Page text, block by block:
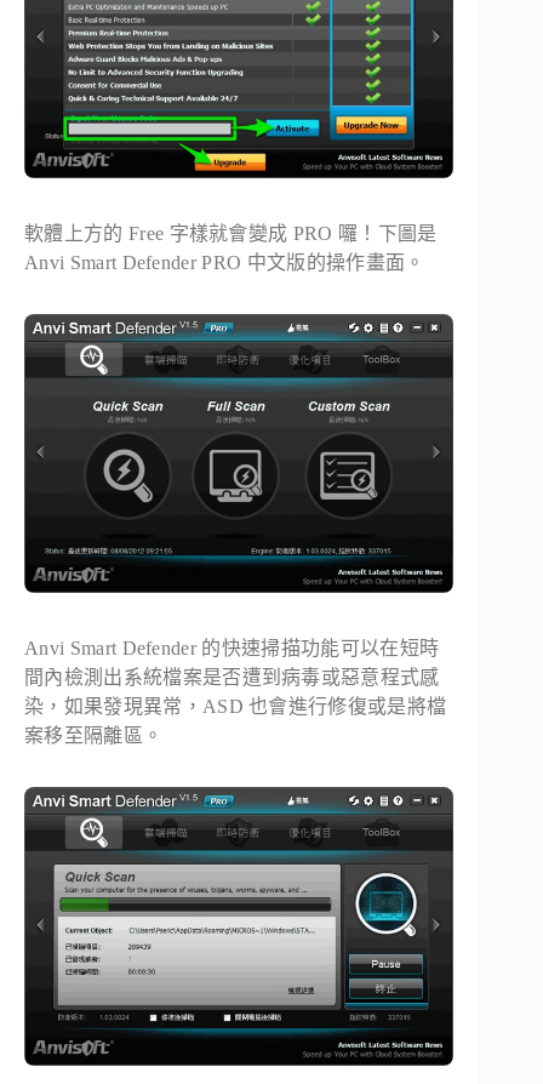
軟體上方的 Free 字樣就會變成 PRO 囉！下圖是
Anvi Smart Defender PRO 中文版的操作畫面。
Anvi Smart Defender 的快速掃描功能可以在短時
間內檢測出系統檔案是否遭到病毒或惡意程式感
染，如果發現異常，ASD 也會進行修復或是將檔
案移至隔離區。